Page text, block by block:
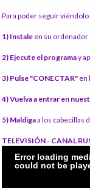
Para poder seguir
1) Instale en su
2) Ejecute el programay
3) Pulse "CONECTAR" en
4) Vuelva a entrar en
5) Maldigaa los cabecillas
TELEVISIÓN - CANAL